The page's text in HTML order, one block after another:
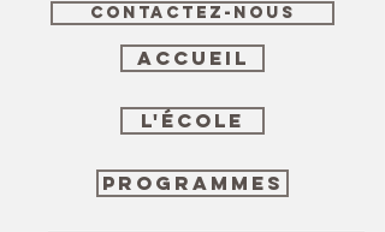
CONTACTEZ-NOUS
Accueil
L'ÉCOLE
Programmes